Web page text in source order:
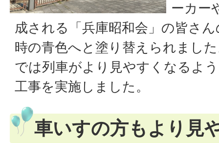
ーカー
成される「兵庫昭和会」の皆さ
時の青色へと塗り替えられまし
では列車がより見やすくなるよ
工事を実施しました。
車いすの方もより見